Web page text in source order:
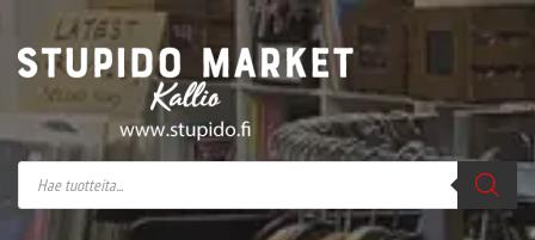
Stupido Market – verkossa ja kivijalassa
Stupido Market on vaihtoehtomusaan
erikoistunut verkko- sekä
kivijalkakauppa Helsingissä Kallion